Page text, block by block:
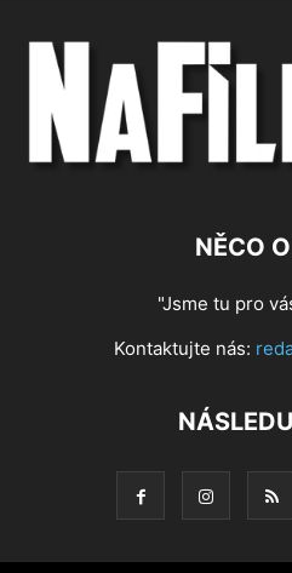
NĚCO
"Jsme tu pro
Kontaktujte nás: